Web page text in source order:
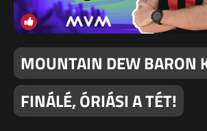
MOUNTAIN DEW BARON
FINÁLÉ, ÓRIÁSI A TÉT!